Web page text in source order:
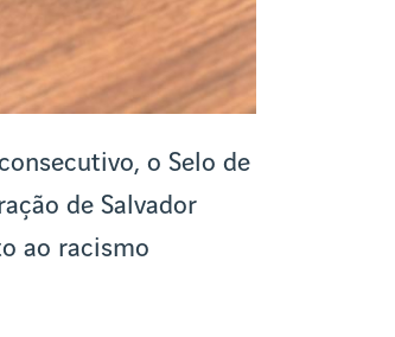
o Selo de
de Salvador
ao racismo